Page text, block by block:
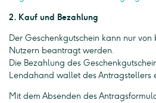
2. Kauf und Bezahlung
Der Geschenkgutschein kann nur
Nutzern beantragt werden.
Die Bezahlung des
Lendahand wallet des Antragstellers
Mit dem Absenden des